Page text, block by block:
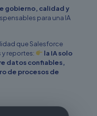
gobierno, calidad y
para una IA
que Salesforce
reportes:
la IA solo
datos confiables,
de procesos de